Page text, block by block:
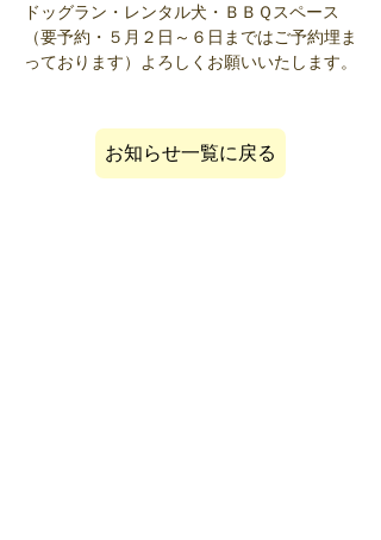
ドッグラン・レンタル犬・ＢＢＱスペース
（要予約・５月２日～６日まではご予約埋ま
っております）よろしくお願いいたします。
お知らせ一覧に戻る